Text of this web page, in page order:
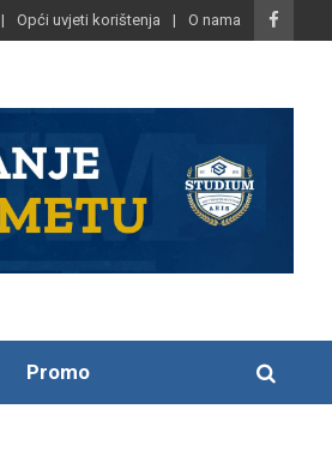
Opći uvjeti korištenja O nama
Promo